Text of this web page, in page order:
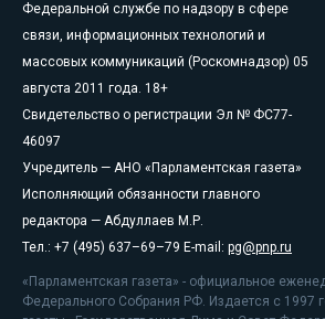
Федеральной службе по надзору в сфере
связи, информационных технологий и
массовых коммуникаций (Роскомнадзор) 05
августа 2011 года. 18+
Свидетельство о регистрации Эл № ФС77-
46097
Учредитель — АНО «Парламентская газета»
Исполняющий обязанности главного
редактора — Абдуллаев М.Р.
Тел.: +7 (495) 637–69–79 E-mail: pg@pnp.ru
«Парламентская газета» - официальное
Федерального Собрания РФ. Издается с 1997